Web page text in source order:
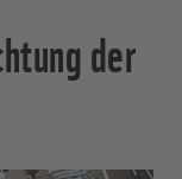
der